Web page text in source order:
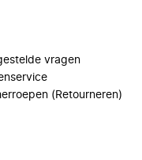
vragen
(Retourneren)